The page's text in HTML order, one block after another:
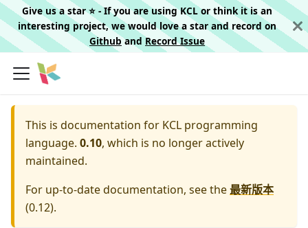
Give us a star ⭐️ - If you are using KCL or think it is an
interesting project, we would love a star and record on
Githuband Record Issue
This is documentation for KCL programming
language. 0.10, which is no longer actively
maintained.
For up-to-date documentation, see the最新版本
(0.12).